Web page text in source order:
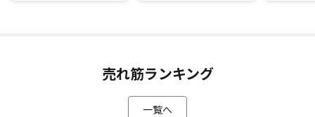
売れ筋ランキング
一覧へ